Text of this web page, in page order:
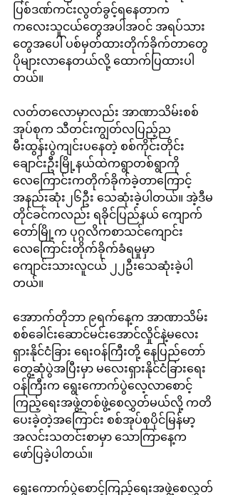
ပြစ်ဒဏ်ကင်းလွတ်ခွင့်ရနေတာက
ကလေးသူငယ်တွေအပါအဝင် အရပ်သား
တွေအပေါ် ပစ်မှတ်ထားတိုက်ခိုက်တာတွေ
ပိုများလာနေတယ်လို့ ထောက်ပြထားပါ
တယ်။
လတ်တလောမှာလည်း အာဏာသိမ်းစစ်
အုပ်စုက သီတင်းကျွတ်လပြည့်ည
မီးထွန်းပွဲကျင်းပနေတဲ့ စစ်ကိုင်းတိုင်း
ချောင်းဦးမြို့နယ်ထဲကရွာတစ်ရွာကို
လေကြောင်းကတိုက်ခိုက်ခဲ့တာကြောင့်
အနည်းဆုံး၂၆ဦး သေဆုံးခဲ့ပါတယ်။ အဲ့ဒီမ
တိုင်ခင်ကလည်း ရခိုင်ပြည်နယ် ကျောက်
တော်မြို့က ပုဂ္ဂလိကစာသင်ကျောင်း
လေကြောင်းတိုက်ခိုက်ခံရမှုမှာ
ကျောင်းသားလူငယ် ၂၂ဦးသေဆုံးခဲ့ပါ
တယ်။
အောာက်တိုဘာ ၉ရက်နေ့က အာဏာသိမ်း
စစ်ခေါင်းဆောင်မင်းအောင်လှိုင်နဲ့မလေး
ရှားနိုင်ငံခြား ရေးဝန်ကြီးတို့ နေပြည်တော်
တွေ့ဆုံပွဲအပြီးမှာ မလေးရှားနိုင်ငံခြားရေး
ဝန်ကြီးက ရွေးကောက်ပွဲလေ့လာစောင့်
ကြည့်ရေးအဖွဲ့တစ်ဖွဲ့စေလွှတ်မယ်လို့ ကတိ
ပေးခဲ့တဲ့အကြောင်း စစ်အုပ်စုပိုင်မြန်မာ့
အလင်းသတင်းစာမှာ သောကြာနေ့က
ဖော်ပြခဲ့ပါတယ်။
ရွေးကောက်ပွဲစောင့်ကြည့်ရေးအဖွဲ့စေလွှတ်